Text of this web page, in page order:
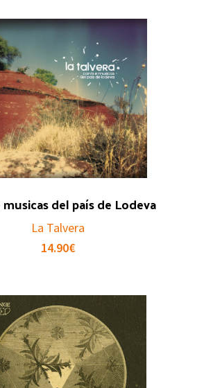
musicas del país de Lodeva
La Talvera
14.90€